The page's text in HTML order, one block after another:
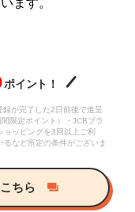
ポイント！
が完了した2日前後で進呈
限定ポイント）・JCBブラ
ッピングを3回以上ご利
など所定の条件がございま
こちら